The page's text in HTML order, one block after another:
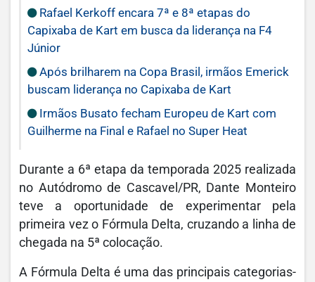
Rafael Kerkoff encara 7ª e 8ª etapas do
Capixaba de Kart em busca da liderança na F4
Júnior
Após brilharem na Copa Brasil, irmãos Emerick
buscam liderança no Capixaba de Kart
Irmãos Busato fecham Europeu de Kart com
Guilherme na Final e Rafael no Super Heat
Durante a 6ª etapa da temporada 2025 realizada
no Autódromo de Cascavel/PR, Dante Monteiro
teve a oportunidade de experimentar pela
primeira vez o Fórmula Delta, cruzando a linha de
chegada na 5ª colocação.
A Fórmula Delta é uma das principais categorias-